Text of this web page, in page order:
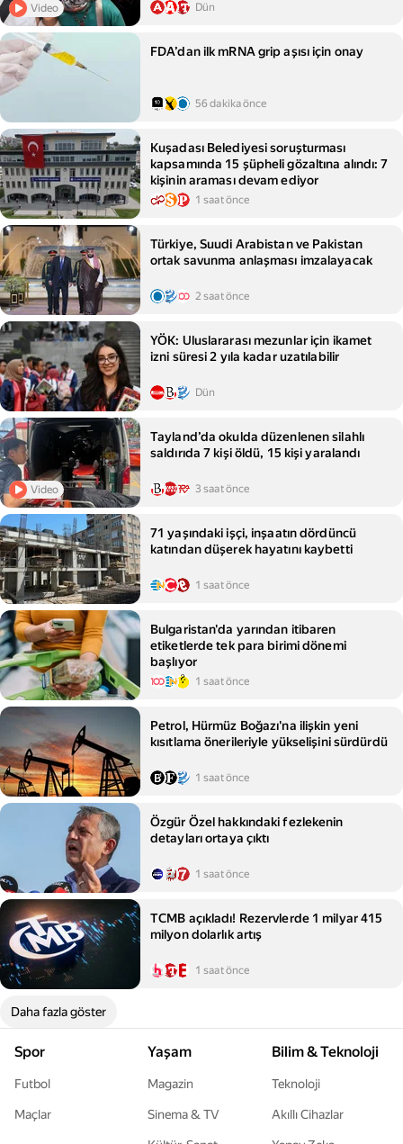
Video Dün
FDA’dan ilk mRNA grip aşısı için onay
56 dakika önce
Kuşadası Belediyesi soruşturması
kapsamında 15 şüpheli gözaltına alındı: 7
kişinin araması devam ediyor
1 saat önce
Türkiye, Suudi Arabistan ve Pakistan
ortak savunma anlaşması imzalayacak
2 saat önce
YÖK: Uluslararası mezunlar için ikamet
izni süresi 2 yıla kadar uzatılabilir
Dün
Video
Tayland’da okulda düzenlenen silahlı
saldırıda 7 kişi öldü, 15 kişi yaralandı
3 saat önce
71 yaşındaki işçi, inşaatın dördüncü
katından düşerek hayatını kaybetti
1 saat önce
Bulgaristan'da yarından itibaren
etiketlerde tek para birimi dönemi
başlıyor
1 saat önce
Petrol, Hürmüz Boğazı'na ilişkin yeni
kısıtlama önerileriyle yükselişini sürdürdü
1 saat önce
Özgür Özel hakkındaki fezlekenin
detayları ortaya çıktı
1 saat önce
TCMB açıkladı! Rezervlerde 1 milyar 415
milyon dolarlık artış
1 saat önce
Daha fazla göster
Spor
Futbol
Maçlar
Yaşam
Magazin
Sinema & TV
Bilim & Teknoloji
Teknoloji
Akıllı Cihazlar